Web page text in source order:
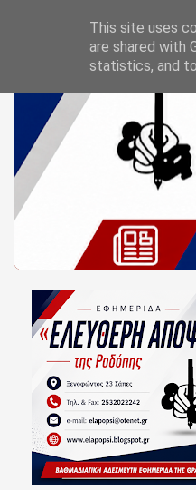
This site uses
are shared with
statistics, and